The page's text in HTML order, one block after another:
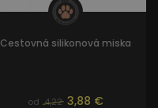
Cestovná silikonová miska
od 4,22 3,88 €